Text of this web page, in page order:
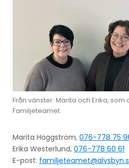
Från vänster: Marita och Erika,
Familjeteamet.
Marita Häggström, 076-778 75
Erika Westerlund, 076-778 60 61
E-post: